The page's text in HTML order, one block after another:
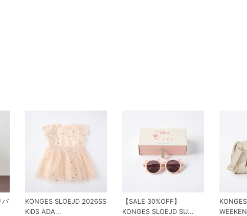
バ
KONGES SLOEJD 2026SS
KIDS ADA...
【SALE 30%OFF】
KONGES SLOEJD SU...